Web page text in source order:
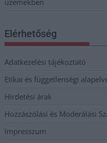
Elérhetőség
Adatkezelési tájékoztató
Etikai és függetlenségi
Hirdetési árak
Hozzászólási és Moderálási
Impresszum